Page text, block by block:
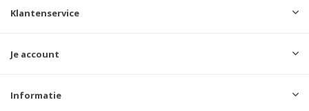
Klantenservice
Je account
Informatie